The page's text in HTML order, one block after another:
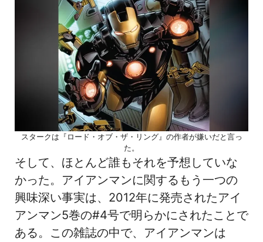
スタークは『ロード・オブ・ザ・リング』の作者が嫌いだと言っ
た。
そして、ほとんど誰もそれを予想していな
かった。アイアンマンに関するもう一つの
興味深い事実は、2012年に発売されたアイ
アンマン5巻の#4号で明らかにされたことで
ある。この雑誌の中で、アイアンマンは